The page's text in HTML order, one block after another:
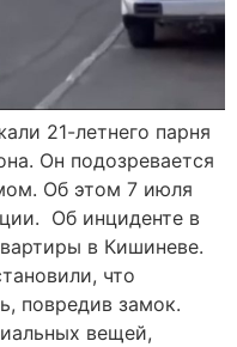
21-летнего парня
Он подозревается
Об этом 7 июля
Об инциденте в
в Кишиневе.
что
повредив замок.
вещей,